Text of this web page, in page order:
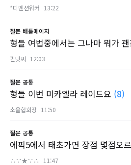
*디멘션워커 13:22
질문 배틀메이지
형들 여법중에서는 그나마 뭐가
퀸탓찌 12:03
질문 공통
형들 이번 미카엘라 레이드요 (8)
소울협회장 11:50
질문 공통
에픽5에서 태초가면 장점 몇점오
∴∵★∵∴ 11:47